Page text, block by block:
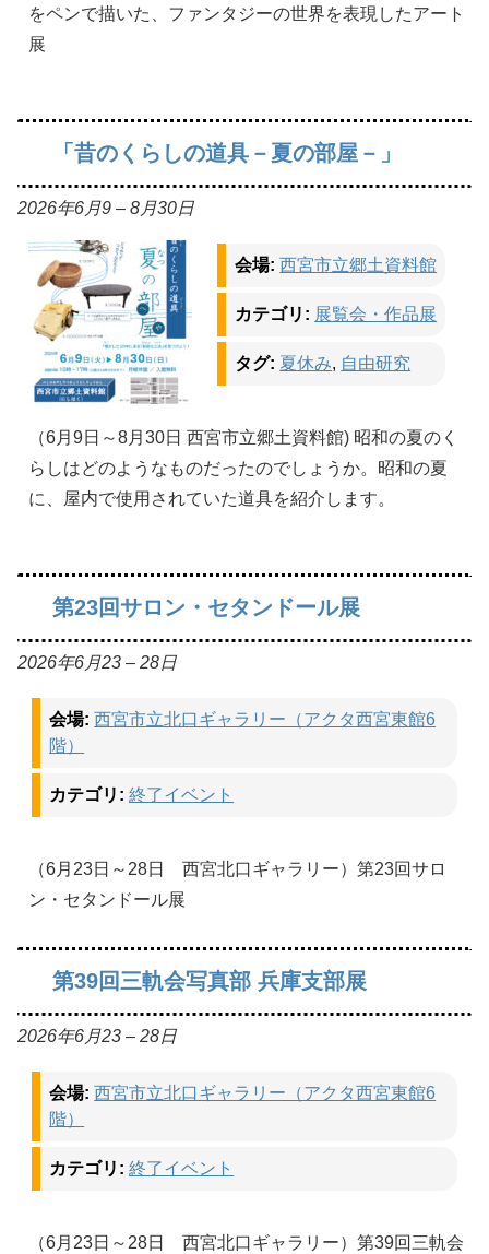
をペンで描いた、ファンタジーの世界を表現したアート
展
「昔のくらしの道具－夏の部屋－」
2026年6月9 – 8月30日
会場: 西宮市立郷土資料館
カテゴリ: 展覧会・作品展
タグ: 夏休み, 自由研究
（6月9日～8月30日 西宮市立郷土資料館) 昭和の夏のく
らしはどのようなものだったのでしょうか。昭和の夏
に、屋内で使用されていた道具を紹介します。
第23回サロン・セタンドール展
2026年6月23 – 28日
会場: 西宮市立北口ギャラリー（アクタ西宮東館6
階）
カテゴリ: 終了イベント
（6月23日～28日 西宮北口ギャラリー）第23回サロ
ン・セタンドール展
第39回三軌会写真部 兵庫支部展
2026年6月23 – 28日
会場: 西宮市立北口ギャラリー（アクタ西宮東館6
階）
カテゴリ: 終了イベント
（6月23日～28日 西宮北口ギャラリー）第39回三軌会